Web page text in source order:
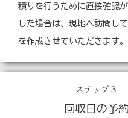
積りを行うために直接確認
した場合は、現地へ訪問し
を作成させていただきます。
ステップ３
回収日の予約